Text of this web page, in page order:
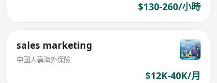
$130-260/小時
sales marketing
中國人壽海外保險
$12K-40K/月